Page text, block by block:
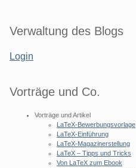
Seitenleiste
Verwaltung des Blogs
Login
Vorträge und Co.
Vorträge und Artikel
LaTeX-Bewerbungsvorlage
LaTeX-Einführung
LaTeX-Magazinerstellung
LaTeX – Tipps und Tricks
Von LaTeX zum Ebook